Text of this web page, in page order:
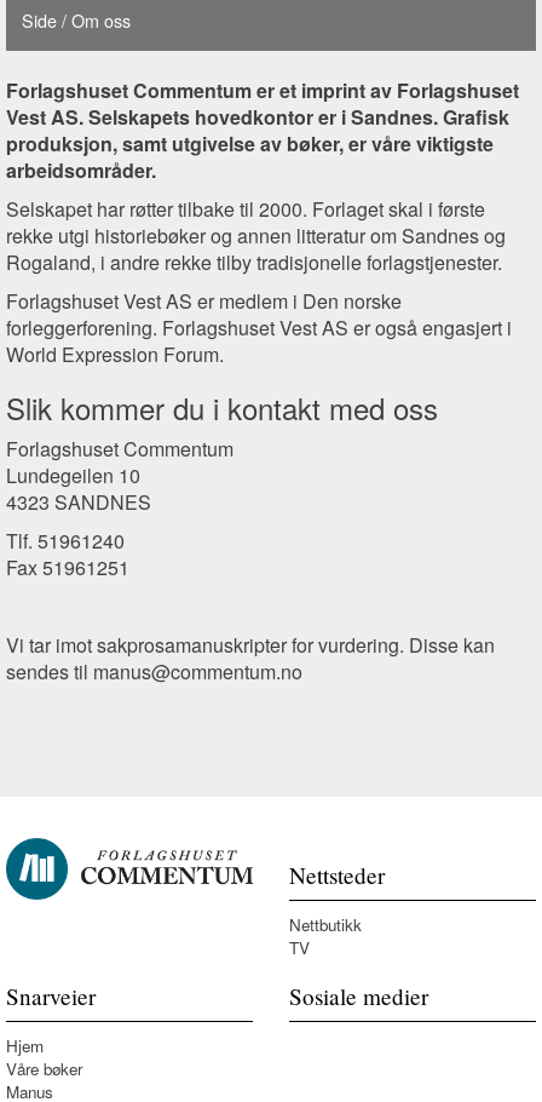
Side/ Om oss
Forlagshuset Commentum er et imprint av Forlagshuset
Vest AS. Selskapets hovedkontor er i Sandnes. Grafisk
produksjon, samt utgivelse av bøker, er våre viktigste
arbeidsområder.
Selskapet har røtter tilbake til 2000. Forlaget skal i første
rekke utgi historiebøker og annen litteratur om Sandnes og
Rogaland, i andre rekke tilby tradisjonelle forlagstjenester.
Forlagshuset Vest AS er medlem i Den norske
forleggerforening. Forlagshuset Vest AS er også engasjert i
World Expression Forum.
Slik kommer du i kontakt med oss
Forlagshuset Commentum
Lundegeilen 10
4323 SANDNES
Tlf. 51961240
Fax 51961251
Vi tar imot sakprosamanuskripter for vurdering. Disse kan
sendes til manus@commentum.no
Nettsteder
Nettbutikk
TV
Snarveier
Hjem
Våre bøker
Manus
Sosiale medier